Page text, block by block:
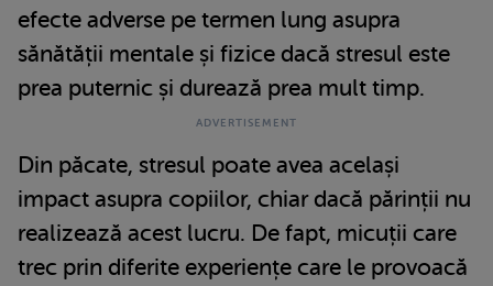
efecte adverse pe termen lung asupra
sănătății mentale și fizice dacă stresul este
prea puternic și durează prea mult timp.
Din păcate, stresul poate avea același
impact asupra copiilor, chiar dacă părinții nu
realizează acest lucru. De fapt, micuții care
trec prin diferite experiențe care le provoacă